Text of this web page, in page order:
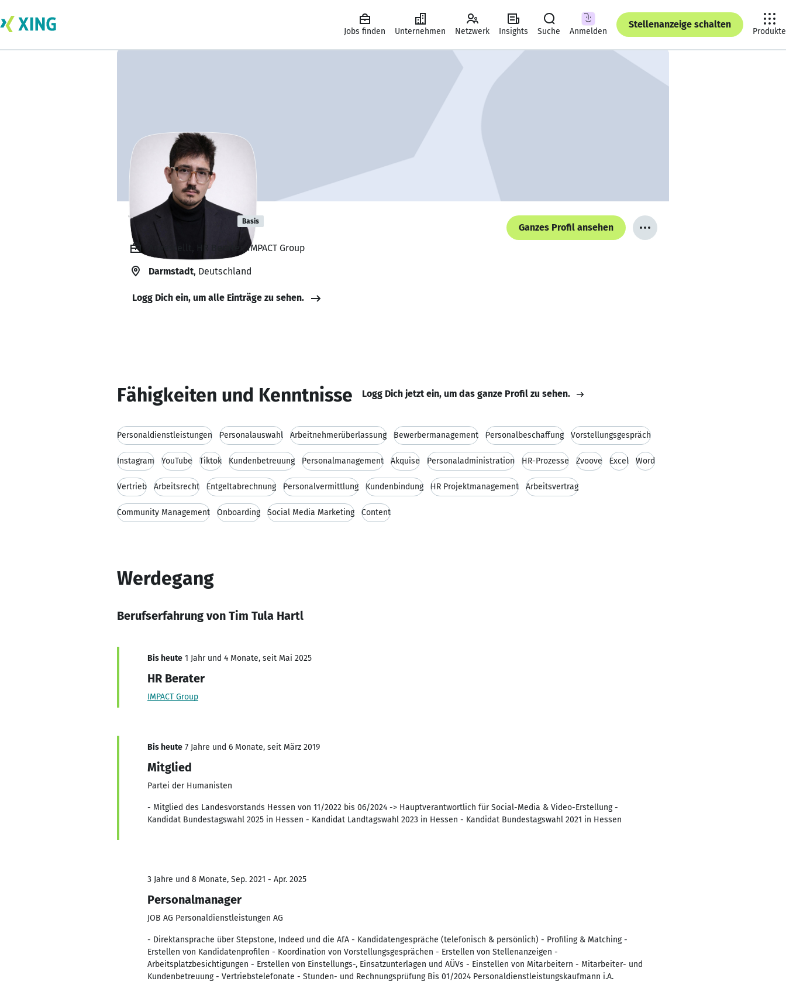
Jobs finden Unternehmen Netzwerk Insights Suche Anmelden
Stellenanzeige schalten
Produkte
Tim Tula Hartl Basis
Ganzes Profil ansehen
Angestellt, HR Berater, IMPACT Group
Darmstadt, Deutschland
Logg Dich ein, um alle Einträge zu sehen.
Fähigkeiten und Kenntnisse Logg Dich jetzt ein, um das ganze Profil zu sehen.
Personaldienstleistungen Personalauswahl Arbeitnehmerüberlassung Bewerbermanagement Personalbeschaffung Vorstellungsgespräch
Instagram YouTube Tiktok Kundenbetreuung Personalmanagement Akquise Personaladministration HR-Prozesse Zvoove Excel Word
Vertrieb Arbeitsrecht Entgeltabrechnung Personalvermittlung Kundenbindung HR Projektmanagement Arbeitsvertrag
Community Management Onboarding Social Media Marketing Content
Werdegang
Berufserfahrung von Tim Tula Hartl
Bis heute 1 Jahr und 4 Monate, seit Mai 2025
HR Berater
IMPACT Group
Bis heute 7 Jahre und 6 Monate, seit März 2019
Mitglied
Partei der Humanisten
- Mitglied des Landesvorstands Hessen von 11/2022 bis 06/2024 -> Hauptverantwortlich für Social-Media & Video-Erstellung -
Kandidat Bundestagswahl 2025 in Hessen - Kandidat Landtagswahl 2023 in Hessen - Kandidat Bundestagswahl 2021 in Hessen
3 Jahre und 8 Monate, Sep. 2021 - Apr. 2025
Personalmanager
JOB AG Personaldienstleistungen AG
- Direktansprache über Stepstone, Indeed und die AfA - Kandidatengespräche (telefonisch & persönlich) - Profiling & Matching -
Erstellen von Kandidatenprofilen - Koordination von Vorstellungsgesprächen - Erstellen von Stellenanzeigen -
Arbeitsplatzbesichtigungen - Erstellen von Einstellungs-, Einsatzunterlagen und AÜVs - Einstellen von Mitarbeitern - Mitarbeiter- und
Kundenbetreuung - Vertriebstelefonate - Stunden- und Rechnungsprüfung Bis 01/2024 Personaldienstleistungskaufmann i.A.